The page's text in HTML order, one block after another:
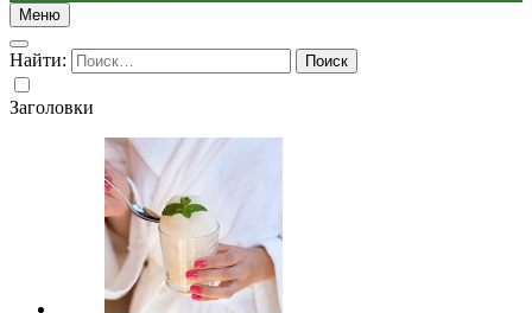
Меню
Найти:
Заголовки